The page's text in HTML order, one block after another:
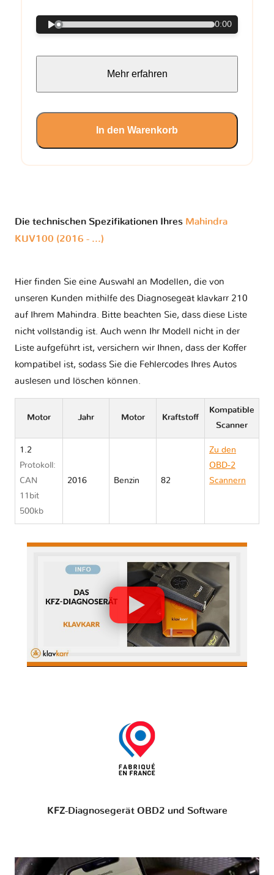
0:00
Mehr erfahren
In den Warenkorb
Die technischen Spezifikationen Ihres Mahindra
KUV100 (2016 - ...)
Hier finden Sie eine Auswahl an Modellen, die von
unseren Kunden mithilfe des Diagnosegeät klavkarr 210
auf Ihrem Mahindra. Bitte beachten Sie, dass diese Liste
nicht vollständig ist. Auch wenn Ihr Modell nicht in der
Liste aufgeführt ist, versichern wir Ihnen, dass der Koffer
kompatibel ist, sodass Sie die Fehlercodes Ihres Autos
auslesen und löschen können.
Motor Jahr Motor Kraftstoff
Kompatible
Scanner
1.2
Protokoll:
CAN
11bit
500kb
2016 Benzin 82
Zu den
OBD-2
Scannern
KFZ-Diagnosegerät OBD2 und Software